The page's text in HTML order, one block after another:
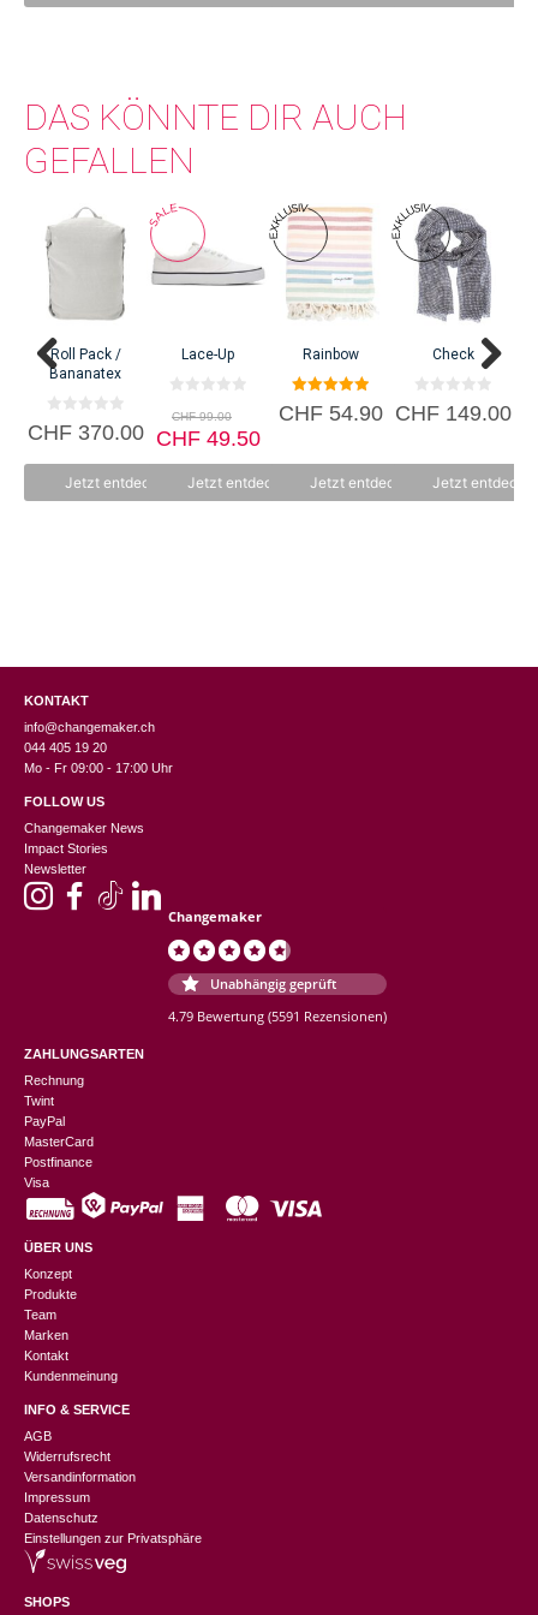
DAS KÖNNTE DIR AUCH
GEFALLEN
Roll Pack /
Bananatex
0
v
n
CHF370.00
Jetzt entdecken
Lace-Up
v
o
n
5
CHF99.00
CHF49.50
Jetzt entdecken
Dieses
Produkt
weist
mehrere
Optionen
können
auf
der
Produktseite
Rainbow
5.00
von 5
CHF54.90
Jetzt entdecken
Check
0
v
5
CHF149.00
Jetzt
KONTAKT
info@changemaker.ch
044 405 19 20
Mo - Fr 09:00 - 17:00 Uhr
FOLLOW US
Changemaker News
Impact Stories
Newsletter
Changemaker
Unabhängig geprüft
4.79 Bewertung (5591 Rezensionen)
ZAHLUNGSARTEN
Rechnung
Twint
PayPal
MasterCard
Postfinance
Visa
ÜBER UNS
Konzept
Produkte
Team
Marken
Kontakt
Kundenmeinung
INFO & SERVICE
AGB
Widerrufsrecht
Versandinformation
Impressum
Datenschutz
Einstellungen zur Privatsphäre
SHOPS